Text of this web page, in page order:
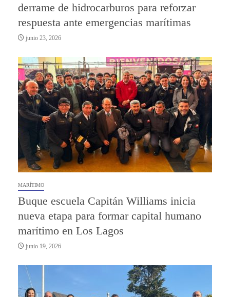
derrame de hidrocarburos para reforzar
respuesta ante emergencias marítimas
junio 23, 2026
MARÍTIMO
Buque escuela Capitán Williams inicia
nueva etapa para formar capital humano
marítimo en Los Lagos
junio 19, 2026